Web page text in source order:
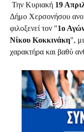
Την Κυριακή 19
Δήμο Χερσονήσου
φιλοξενεί τον "1ο
Νίκου Κοκκινάκη",
χαρακτήρα και βαθύ